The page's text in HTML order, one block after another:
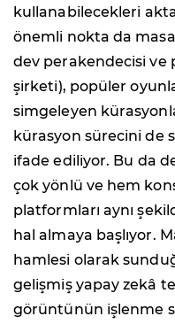
kullanabilecekleri
önemli nokta da
dev perakendecisi ve
şirketi), popüler
simgeleyen
kürasyon sürecini de
ifade ediliyor. Bu da
çok yönlü ve hem
platformları aynı
hal almaya başlıyor.
hamlesi olarak
gelişmiş yapay zekâ
görüntünün işlenme